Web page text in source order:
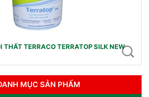
THẤT TERRACO TERRATOP SILK NEW
MỤC SẢN PHẨM